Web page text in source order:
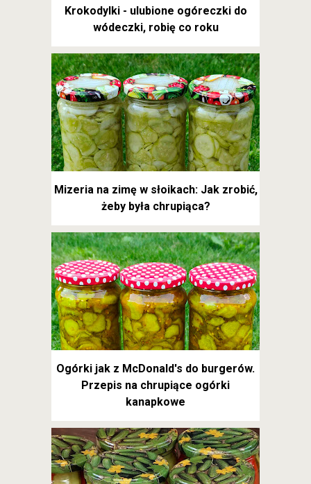
Krokodylki - ulubione ogóreczki do
wódeczki, robię co roku
Mizeria na zimę w słoikach: Jak zrobić,
żeby była chrupiąca?
Ogórki jak z McDonald's do burgerów.
Przepis na chrupiące ogórki
kanapkowe